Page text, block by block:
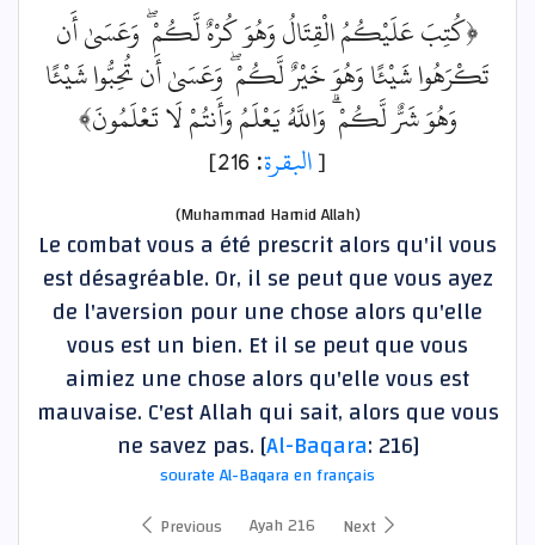
﴿كُتِبَ عَلَيْكُمُ الْقِتَالُ وَهُوَ كُرْهٌ لَّكُمْ ۖ وَعَسَىٰ أَن
تَكْرَهُوا شَيْئًا وَهُوَ خَيْرٌ لَّكُمْ ۖ وَعَسَىٰ أَن تُحِبُّوا شَيْئًا
وَهُوَ شَرٌّ لَّكُمْ ۗ وَاللَّهُ يَعْلَمُ وَأَنتُمْ لَا تَعْلَمُونَ﴾
[البقرة: 216]
(Muhammad Hamid Allah)
Le combat vous a été prescrit alors qu'il vous
est désagréable. Or, il se peut que vous ayez
de l'aversion pour une chose alors qu'elle
vous est un bien. Et il se peut que vous
aimiez une chose alors qu'elle vous est
mauvaise. C'est Allah qui sait, alors que vous
ne savez pas. [Al-Baqara: 216]
sourate Al-Baqara en français
Previous
Ayah 216 Next